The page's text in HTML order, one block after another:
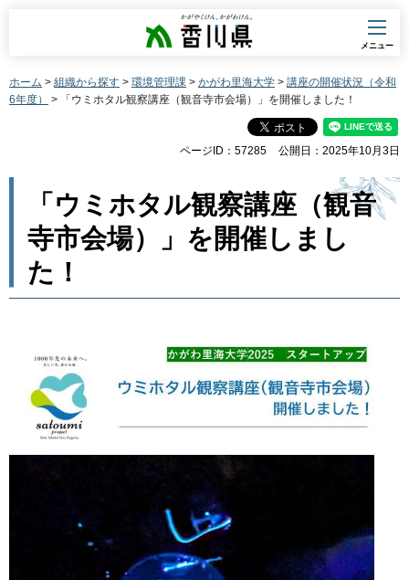
香川県
メニュー
ホーム > 組織から探す > 環境管理課 > かがわ里海大学 > 講座の開催状況（令和
6年度）
> 「ウミホタル観察講座（観音寺市会場）」を開催しました！
ページID：57285 公開日：2025年10月3日
「ウミホタル観察講座（観音
寺市会場）」を開催しまし
た！